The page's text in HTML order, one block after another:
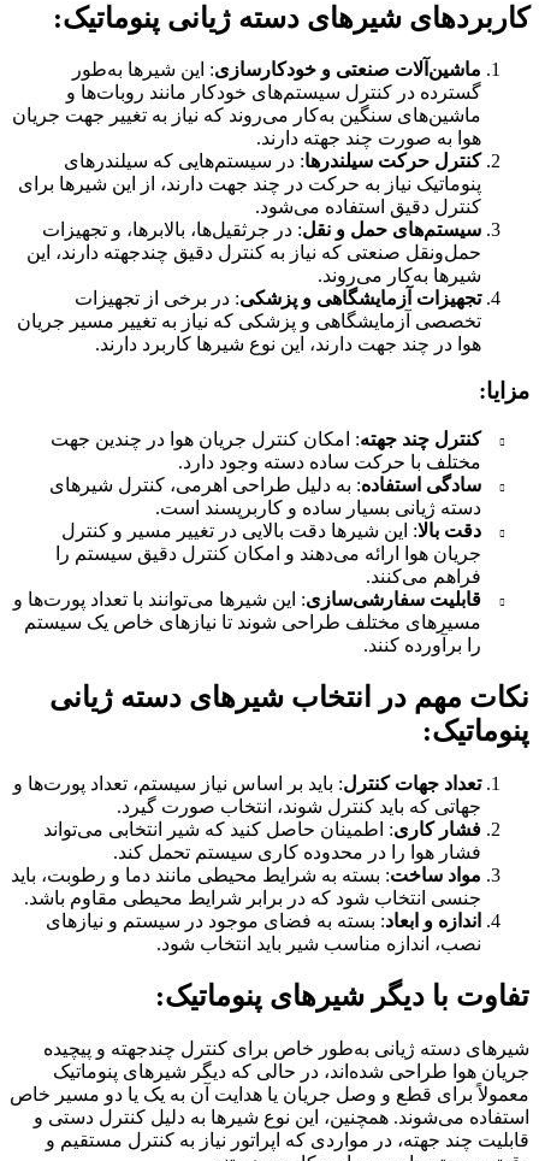
کاربردهای شیرهای دسته ژیانی پنوماتیک:
ماشین‌آلات صنعتی و خودکارسازی: این شیرها به‌طور
گسترده در کنترل سیستم‌های خودکار مانند روبات‌ها و
ماشین‌های سنگین به‌کار می‌روند که نیاز به تغییر جهت جریان
هوا به صورت چند جهته دارند.
کنترل حرکت سیلندرها: در سیستم‌هایی که سیلندرهای
پنوماتیک نیاز به حرکت در چند جهت دارند، از این شیرها برای
کنترل دقیق استفاده می‌شود.
سیستم‌های حمل و نقل: در جرثقیل‌ها، بالابرها، و تجهیزات
حمل‌ونقل صنعتی که نیاز به کنترل دقیق چندجهته دارند، این
شیرها به‌کار می‌روند.
تجهیزات آزمایشگاهی و پزشکی: در برخی از تجهیزات
تخصصی آزمایشگاهی و پزشکی که نیاز به تغییر مسیر جریان
هوا در چند جهت دارند، این نوع شیرها کاربرد دارند.
مزایا:
کنترل چند جهته: امکان کنترل جریان هوا در چندین جهت
مختلف با حرکت ساده دسته وجود دارد.
سادگی استفاده: به دلیل طراحی اهرمی، کنترل شیرهای
دسته ژیانی بسیار ساده و کاربرپسند است.
دقت بالا: این شیرها دقت بالایی در تغییر مسیر و کنترل
جریان هوا ارائه می‌دهند و امکان کنترل دقیق سیستم را
فراهم می‌کنند.
قابلیت سفارشی‌سازی: این شیرها می‌توانند با تعداد پورت‌ها و
مسیرهای مختلف طراحی شوند تا نیازهای خاص یک سیستم
را برآورده کنند.
نکات مهم در انتخاب شیرهای دسته ژیانی
پنوماتیک:
تعداد جهات کنترل: باید بر اساس نیاز سیستم، تعداد پورت‌ها و
جهاتی که باید کنترل شوند، انتخاب صورت گیرد.
فشار کاری: اطمینان حاصل کنید که شیر انتخابی می‌تواند
فشار هوا را در محدوده کاری سیستم تحمل کند.
مواد ساخت: بسته به شرایط محیطی مانند دما و رطوبت، باید
جنسی انتخاب شود که در برابر شرایط محیطی مقاوم باشد.
اندازه و ابعاد: بسته به فضای موجود در سیستم و نیازهای
نصب، اندازه مناسب شیر باید انتخاب شود.
تفاوت با دیگر شیرهای پنوماتیک:
شیرهای دسته ژیانی به‌طور خاص برای کنترل چندجهته و پیچیده
جریان هوا طراحی شده‌اند، در حالی که دیگر شیرهای پنوماتیک
معمولاً برای قطع و وصل جریان یا هدایت آن به یک یا دو مسیر خاص
استفاده می‌شوند. همچنین، این نوع شیرها به دلیل کنترل دستی و
قابلیت چند جهته، در مواردی که اپراتور نیاز به کنترل مستقیم و